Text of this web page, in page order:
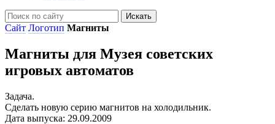
Искать
Сайт Логотип Магниты
Магниты для Музея советских
игровых автоматов
Задача.
Сделать новую серию магнитов на холодильник.
Дата выпуска: 29.09.2009